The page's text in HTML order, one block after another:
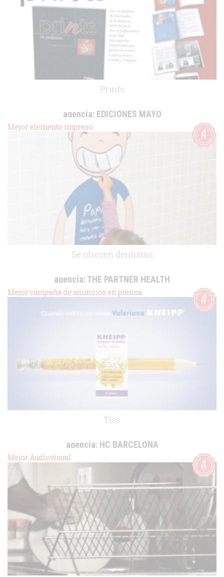
Prints
agencia:EDICIONES MAYO
Mejor elemento impreso
Se ofrecen dentistas
agencia:THE PARTNER HEALTH
cliente:Hospital de Nens de Barcelona
Mejor campaña de anuncios en prensa
Tics
agencia:HC BARCELONA
Mejor Audiovisual